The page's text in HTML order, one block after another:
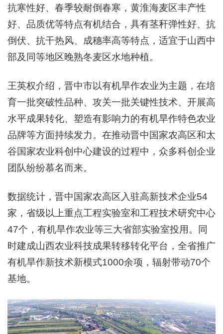
抗寒性好、春季较耐倒春寒，黄淮海麦区丰产性
好、品质优等特点有机结合，具有茎秆弹性好、抗
倒伏、抗干热风、成穗率高等特点，适宜于山西中
部及同等地区晚熟冬麦区水地种植。
王英权介绍，晋中市以有机旱作农业为主题，在培
育一批突破性品种、攻关一批关键性技术、开展高
水平成果转化、塑造有影响力的有机旱作特色农业
品牌等方面持续发力。在推动晋中国家农高区和太
谷国家农业科创中心建设的过程中，众多科创企业
团队纷纷慕名而来。
数据统计，晋中国家农高区入驻高新技术企业54
家，省级以上重点工程实验室和工程技术研究中心
47个，有机旱作农业等三大省部实验室投用。同
时建成山西农业科技成果转移转化平台，全省推广
有机旱作新技术新模式1000余项，辐射带动70个
基地。